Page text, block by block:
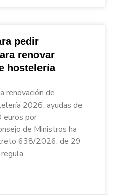
pedir
renovar
hostelería
renovación de
2026: ayudas de
por
de Ministros ha
638/2026, de 29